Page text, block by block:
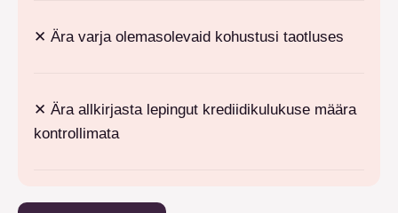
✕ Ära varja olemasolevaid kohustusi taotluses
✕ Ära allkirjasta lepingut krediidikulukuse määra
kontrollimata